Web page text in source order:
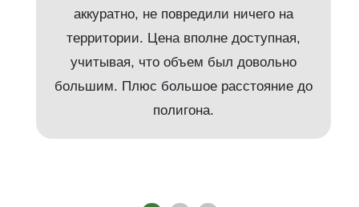
аккуратно, не повредили ничего на
территории. Цена вполне доступная,
учитывая, что объем был довольно
большим. Плюс большое расстояние до
полигона.